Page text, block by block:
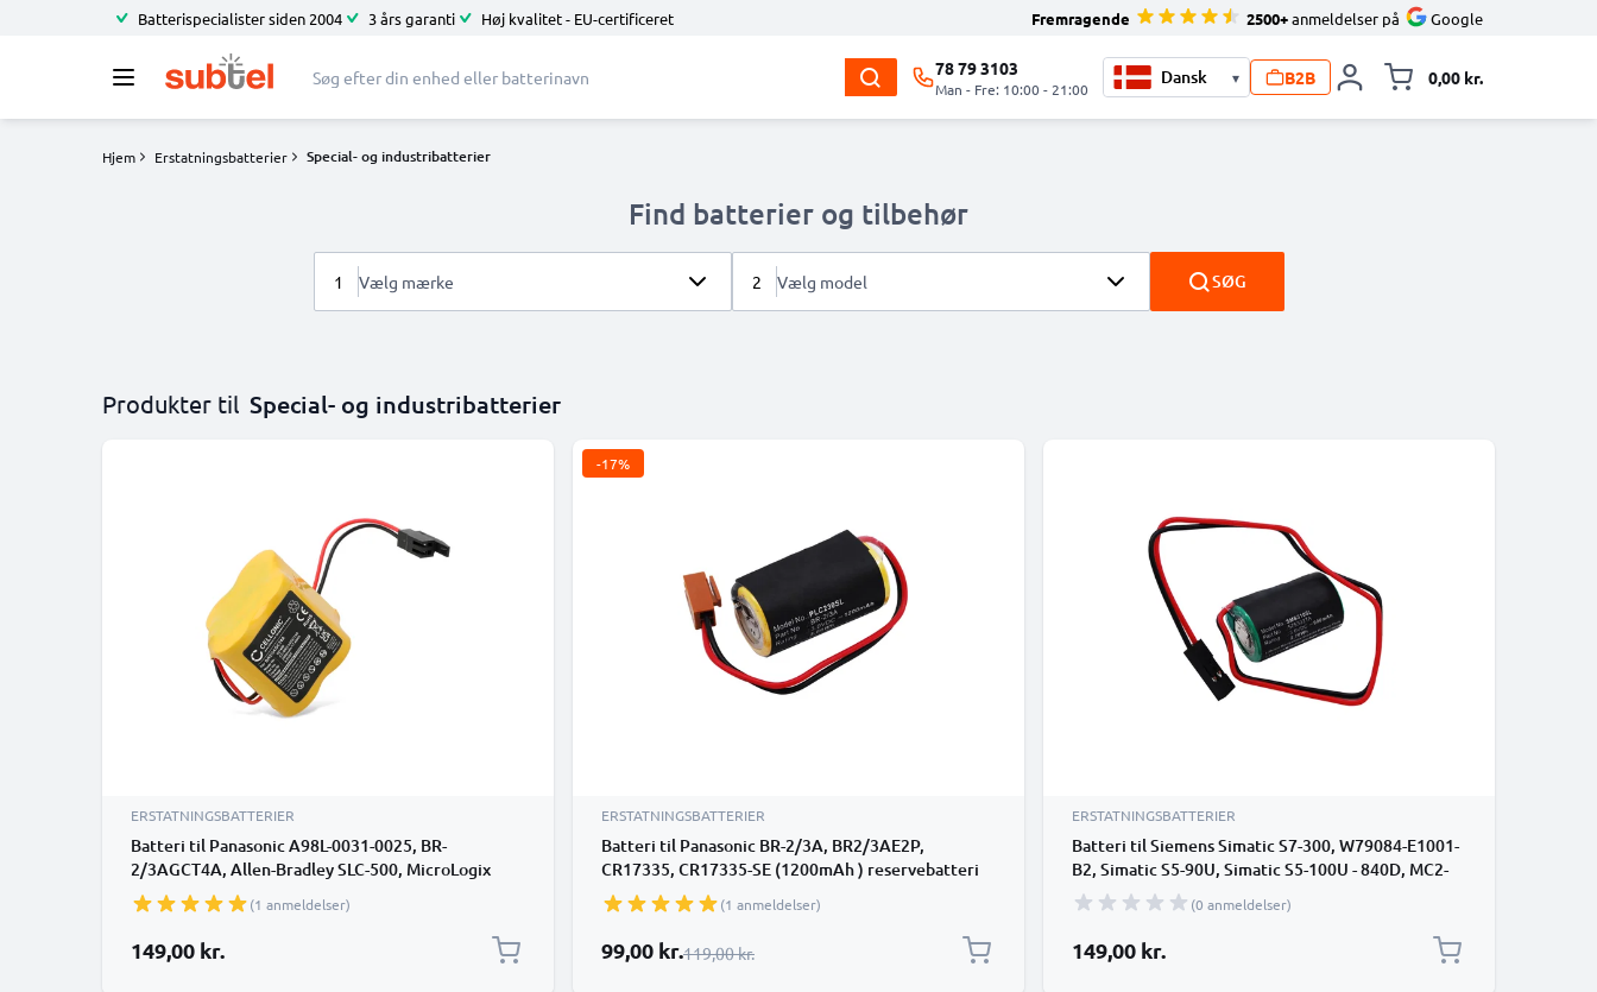
Batterispecialister siden 2004 3 års garanti Høj kvalitet - EU-certificeret Fremragende 2500+anmeldelser på Google
78 79 3103
Man - Fre: 10:00 - 21:00
▾ B2B 0,00 kr.
Hjem Erstatningsbatterier Special- og industribatterier
Find batterier og tilbehør
1 Vælg mærke 2 Vælg model SØG
Produkter til Special- og industribatterier
ERSTATNINGSBATTERIER
Batteri til Panasonic A98L-0031-0025, BR-
2/3AGCT4A, Allen-Bradley SLC-500, MicroLogix
1400, MicroLogix 1500 A98L00310025,
BR2/3AGCT4A (2900mAh, 6V) fra subtel
(1 anmeldelser)
149,00 kr.
-17%
ERSTATNINGSBATTERIER
Batteri til Panasonic BR-2/3A, BR2/3AE2P,
CR17335, CR17335-SE (1200mAh ) reservebatteri
(1 anmeldelser)
Særlig pris
99,00 kr.Almindelig pris
119,00 kr.
ERSTATNINGSBATTERIER
Batteri til Siemens Simatic S7-300, W79084-E1001-
B2, Simatic S5-90U, Simatic S5-100U - 840D, MC2-
BAT-AB, 575332TA, 6FC5247-0AA18-0AA0
(900mAh ) reservebatteri
(0 anmeldelser)
149,00 kr.